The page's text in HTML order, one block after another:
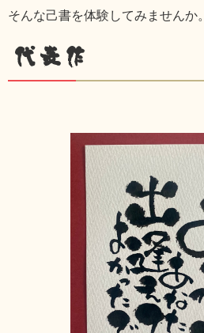
そんな己書を体験してみませんか。
代表作